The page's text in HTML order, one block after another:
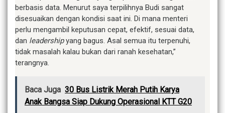
berbasis data. Menurut saya terpilihnya Budi sangat
disesuaikan dengan kondisi saat ini. Di mana menteri
perlu mengambil keputusan cepat, efektif, sesuai data,
dan leadershipyang bagus. Asal semua itu terpenuhi,
tidak masalah kalau bukan dari ranah kesehatan,”
terangnya.
Baca Juga 30 Bus Listrik Merah Putih Karya
Anak Bangsa Siap Dukung Operasional KTT G20